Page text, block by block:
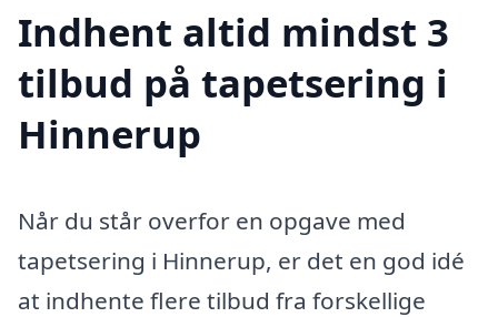
Indhent altid mindst 3
tilbud på tapetsering i
Hinnerup
Når du står overfor en opgave med
tapetsering i Hinnerup, er det en god idé
at indhente flere tilbud fra forskellige